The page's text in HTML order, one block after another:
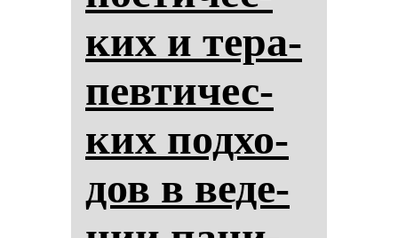
ких и те­ра­
пев­ти­чес­
ких под­хо­
дов в ве­де­